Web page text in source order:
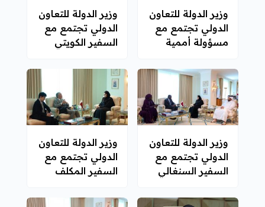
وزير الدولة للتعاون
الدولي تجتمع مع
مسؤولة أممية
وزير الدولة للتعاون
الدولي تجتمع مع
السفير الكويتي
وزير الدولة للتعاون
الدولي تجتمع مع
السفير السنغالي
وزير الدولة للتعاون
الدولي تجتمع مع
السفير المكلف
إعادة إعمار غزة